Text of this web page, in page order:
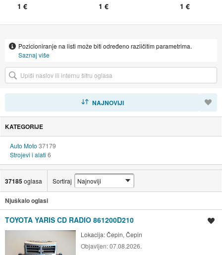
1 €
1 €
EURO 6
1 €
Pozicioniranje na listi može biti određeno različitim parametrima.
Saznaj više
NAJNOVIJI
KATEGORIJE
Auto Moto 37179
Strojevi i alati 6
37185oglasa Sortiraj
Njuškalo oglasi
TOYOTA YARIS CD RADIO 861200D210
Lokacija:Čepin, Čepin
Objavljen:07.08.2026.